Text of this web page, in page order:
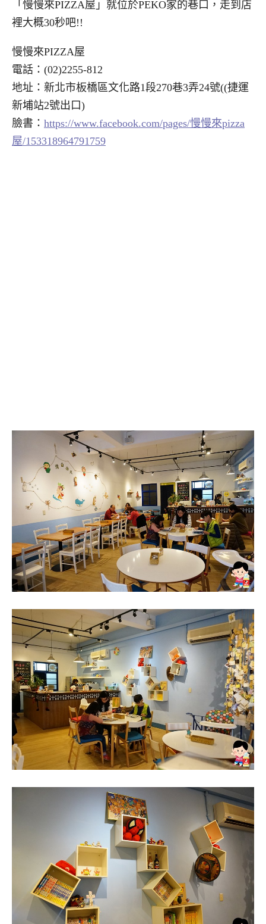
「慢慢來PIZZA屋」就位於PEKO家的巷口，走到店
裡大概30秒吧!!
慢慢來PIZZA屋
電話：(02)2255-812
地址：新北市板橋區文化路1段270巷3弄24號((捷運
新埔站2號出口)
臉書： https://www.facebook.com/pages/慢慢來pizza
屋/153318964791759